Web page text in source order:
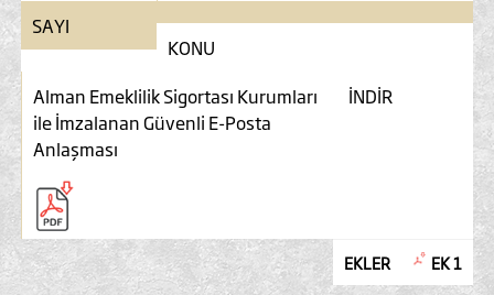
SAYI
KONU
Alman Emeklilik Sigortası Kurumları
ile İmzalanan Güvenli E-Posta
Anlaşması
İNDİR
EKLER EK 1